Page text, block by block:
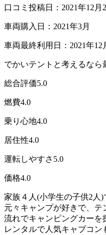
口コミ投稿日：2021年12月
車両購入日：2021年3月
車両最終利用日：2021年12
でかいテントと考えるなら
総合評価5.0
燃費4.0
乗り心地4.0
居住性4.0
運転しやすさ 5.0
価格4.0
家族４人(小学生の子供2人)
元々キャンプが好きで、テ
流れでキャンピングカーを
レンタルで人気キャブコ